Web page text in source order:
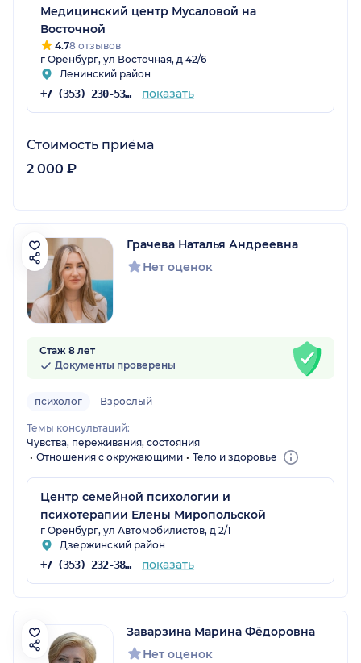
Медицинский центр Мусаловой на
Восточной
4.78 отзывов
г Оренбург, ул Восточная, д 42/6
Ленинский район
+7 (353) 230-53-87 показать
Стоимость приёма
2 000 ₽
Грачева Наталья Андреевна
Нет оценок
Стаж 8 лет
Документы проверены
психолог Взрослый
Темы консультаций:
Чувства, переживания, состояния
Отношения с окружающими
Тело и здоровье
Центр семейной психологии и
психотерапии Елены Миропольской
г Оренбург, ул Автомобилистов, д 2/1
Дзержинский район
+7 (353) 232-38-48 показать
Заварзина Марина Фёдоровна
Нет оценок